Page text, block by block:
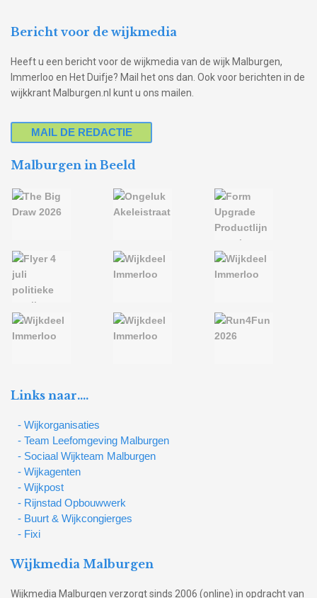
Bericht voor de wijkmedia
Heeft u een bericht voor de wijkmedia van de wijk Malburgen,
Immerloo en Het Duifje? Mail het ons dan. Ook voor berichten in de
wijkkrant Malburgen.nl kunt u ons mailen.
MAIL DE REDACTIE
Malburgen in Beeld
Links naar….
- Wijkorganisaties
- Team Leefomgeving Malburgen
- Sociaal Wijkteam Malburgen
- Wijkagenten
- Wijkpost
- Rijnstad Opbouwwerk
- Buurt & Wijkcongierges
- Fixi
Wijkmedia Malburgen
Wijkmedia Malburgen verzorgt sinds 2006 (online) in opdracht van